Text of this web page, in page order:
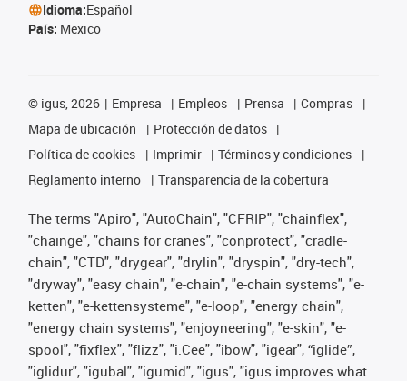
Idioma:Español
País: Mexico
© igus, 2026 Empresa Empleos Prensa
Compras
Mapa de ubicación
Protección de datos
Política de cookies
Imprimir
Términos y condiciones
Reglamento interno
Transparencia de la cobertura
The terms "Apiro", "AutoChain", "CFRIP", "chainflex",
"chainge", "chains for cranes", "conprotect", "cradle-
chain", "CTD", "drygear", "drylin", "dryspin", "dry-tech",
"dryway", "easy chain", "e-chain", "e-chain systems", "e-
ketten", "e-kettensysteme", "e-loop", "energy chain",
"energy chain systems", "enjoyneering", "e-skin", "e-
spool", "fixflex", "flizz", "i.Cee", "ibow", "igear", “iglide”,
"iglidur", "igubal", "igumid", "igus", "igus improves what